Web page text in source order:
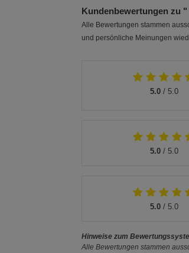
Kundenbewertungen zu
Alle Bewertungen stammen
und persönliche Meinungen
5.0/ 5.0
5.0/ 5.0
5.0/ 5.0
Hinweise zum
Alle Bewertungen stammen